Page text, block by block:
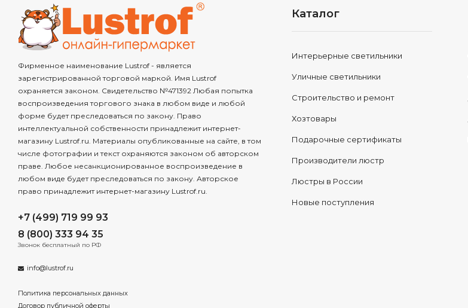
Фирменное наименование Lustrof - является
зарегистрированной торговой маркой. Имя Lustrof
охраняется законом. Свидетельство №471392 Любая попытка
воспроизведения торгового знака в любом виде и любой
форме будет преследоваться по закону. Право
интеллектуальной собственности принадлежит интернет-
магазину Lustrof.ru. Материалы опубликованные на сайте, в том
числе фотографии и текст охраняются законом об авторском
праве. Любое несанкционированное воспроизведение в
любом виде будет преследоваться по закону. Авторское
право принадлежит интернет-магазину Lustrof.ru.
+7 (499) 719 99 93
8 (800) 333 94 35
Звонок бесплатный по РФ
info@lustrof.ru
Политика персональных данных
Договор публичной оферты
Каталог
Интерьерные светильники
Уличные светильники
Строительство и ремонт
Хозтовары
Подарочные сертификаты
Производители люстр
Люстры в России
Новые поступления